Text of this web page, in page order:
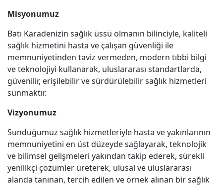
Misyonumuz
Batı Karadenizin sağlık üssü olmanın bilinciyle, kaliteli
sağlık hizmetini hasta ve çalışan güvenliği ile
memnuniyetinden taviz vermeden, modern tıbbi bilgi
ve teknolojiyi kullanarak, uluslararası standartlarda,
güvenilir, erişilebilir ve sürdürülebilir sağlık hizmetleri
sunmaktır.
Vizyonumuz
Sunduğumuz sağlık hizmetleriyle hasta ve yakınlarının
memnuniyetini en üst düzeyde sağlayarak, teknolojik
ve bilimsel gelişmeleri yakından takip ederek, sürekli
yenilikçi çözümler üreterek, ulusal ve uluslararası
alanda tanınan, tercih edilen ve örnek alınan bir sağlık